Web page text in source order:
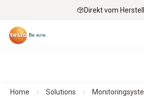
Direkt vom
Home Solutions